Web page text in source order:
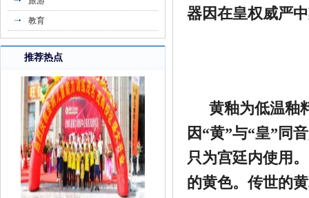
教育
推荐热点
器因在皇权威严
黄釉为低温釉
因“黄”与“皇”同
只为宫廷内使用
的黄色。传世的